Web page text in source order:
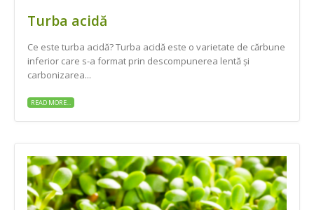
Turba acidă
Ce este turba acidă? Turba acidă este o varietate de cărbune
inferior care s-a format prin descompunerea lentă și
carbonizarea...
READ MORE...